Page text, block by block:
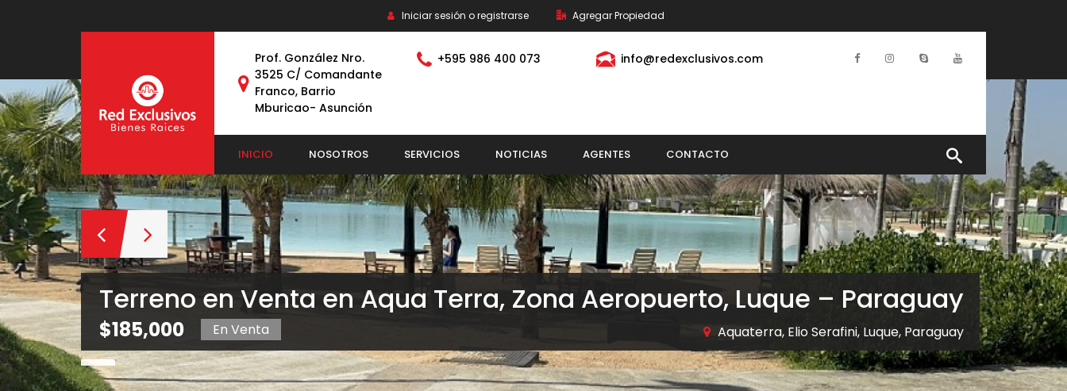
Iniciar sesión o registrarse Agregar Propiedad
Prof. González Nro.
3525 C/ Comandante
Franco, Barrio
Mburicao- Asunción
+595 986 400 073 info@redexclusivos.com
INICIO NOSOTROS SERVICIOS NOTICIAS AGENTES CONTACTO
Terreno en Venta en Aqua Terra, Zona Aeropuerto, Luque – Paraguay
$185,000 En Venta Aquaterra, Elio Serafini, Luque, Paraguay